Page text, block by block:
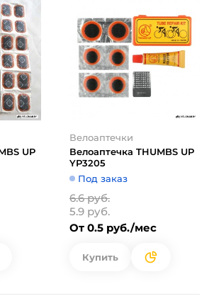
UP
Велоаптечки
Велоаптечка THUMBS UP
YP3205
Под заказ
6.6 руб.
5.9 руб.
От 0.5 руб./мес
Купить